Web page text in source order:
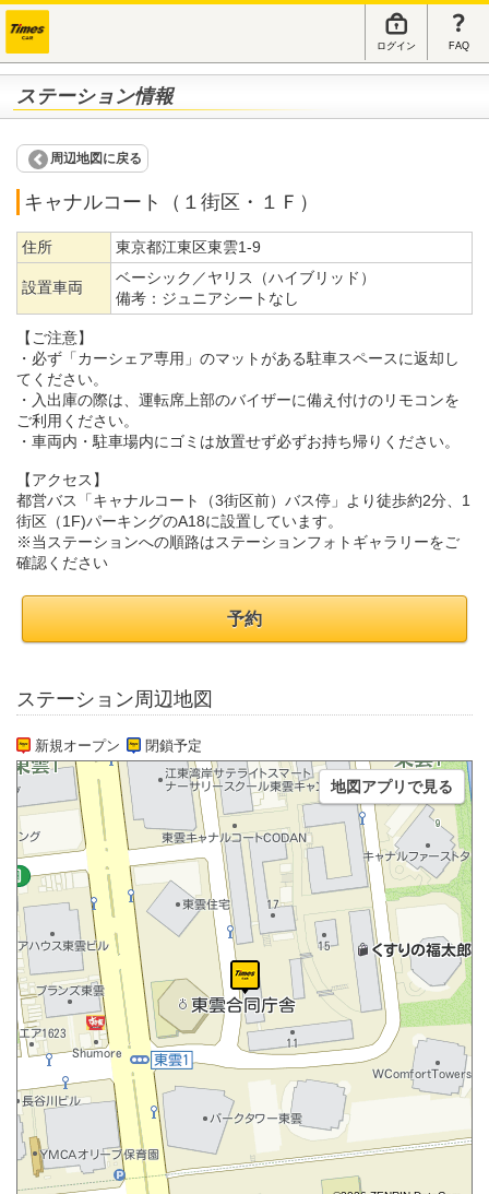
ログイン FAQ
ステーション情報
周辺地図に戻る
キャナルコート（１街区・１Ｆ）
住所 東京都江東区東雲1-9
設置車両
ベーシック／ヤリス（ハイブリッド）
備考： ジュニアシートなし
【ご注意】
・必ず「カーシェア専用」のマットがある駐車スペースに返却し
てください。
・入出庫の際は、運転席上部のバイザーに備え付けのリモコンを
ご利用ください。
・車両内・駐車場内にゴミは放置せず必ずお持ち帰りください。
【アクセス】
都営バス「キャナルコート（3街区前）バス停」より徒歩約2分、1
街区（1F)パーキングのA18に設置しています。
※当ステーションへの順路はステーションフォトギャラリーをご
確認ください
予約
ステーション周辺地図
新規オープン 閉鎖予定
地図アプリで見る